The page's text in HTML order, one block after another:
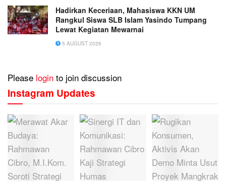
Hadirkan Keceriaan, Mahasiswa KKN UM
Rangkul Siswa SLB Islam Yasindo Tumpang
Lewat Kegiatan Mewarnai
5 AUGUST 2026
Please login to join discussion
Instagram Updates